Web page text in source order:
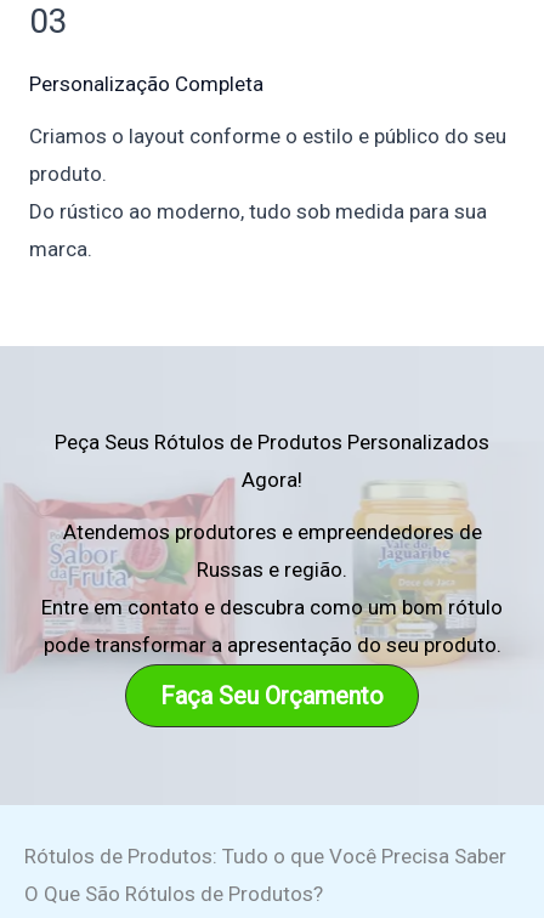
03
Personalização Completa
Criamos o layout conforme o estilo e público do seu
produto.
Do rústico ao moderno, tudo sob medida para sua
marca.
Peça Seus Rótulos de Produtos Personalizados
Agora!
Atendemos produtores e empreendedores de
Russas e região.
Entre em contato e descubra como um bom rótulo
pode transformar a apresentação do seu produto.
Faça Seu Orçamento
Rótulos de Produtos: Tudo o que Você Precisa Saber
O Que São Rótulos de Produtos?